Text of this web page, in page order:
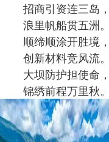
招商引资连三岛，
浪里帆船贯五洲。
顺缔顺涂开胜境，
创新材料竞风流。
大坝防护担使命，
锦绣前程万里秋。